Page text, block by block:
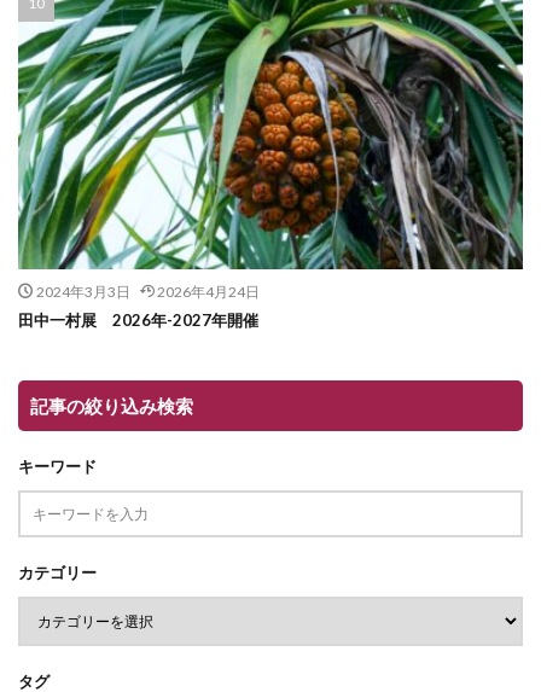
2024年3月3日 2026年4月24日
田中一村展 2026年-2027年開催
記事の絞り込み検索
キーワード
カテゴリー
タグ